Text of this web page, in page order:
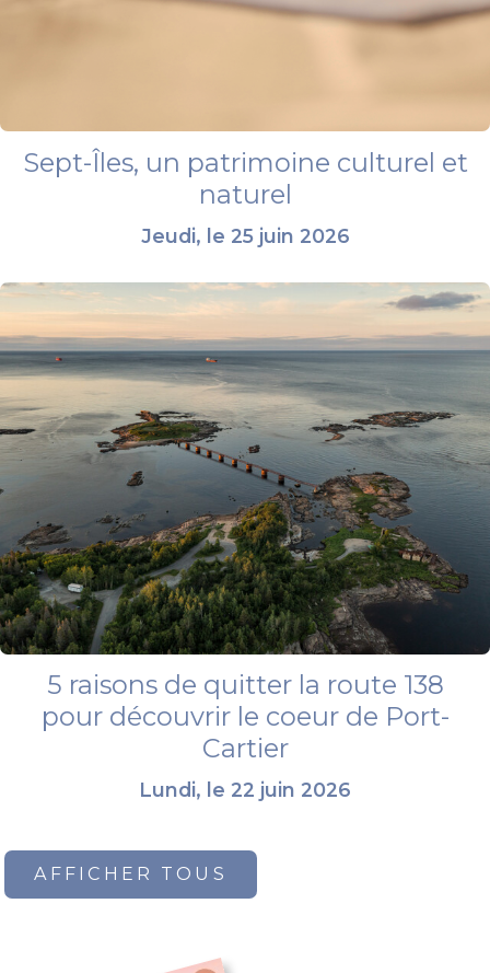
Sept-Îles, un patrimoine culturel et
naturel
Jeudi, le 25 juin 2026
5 raisons de quitter la route 138
pour découvrir le coeur de Port-
Cartier
Lundi, le 22 juin 2026
AFFICHER TOUS